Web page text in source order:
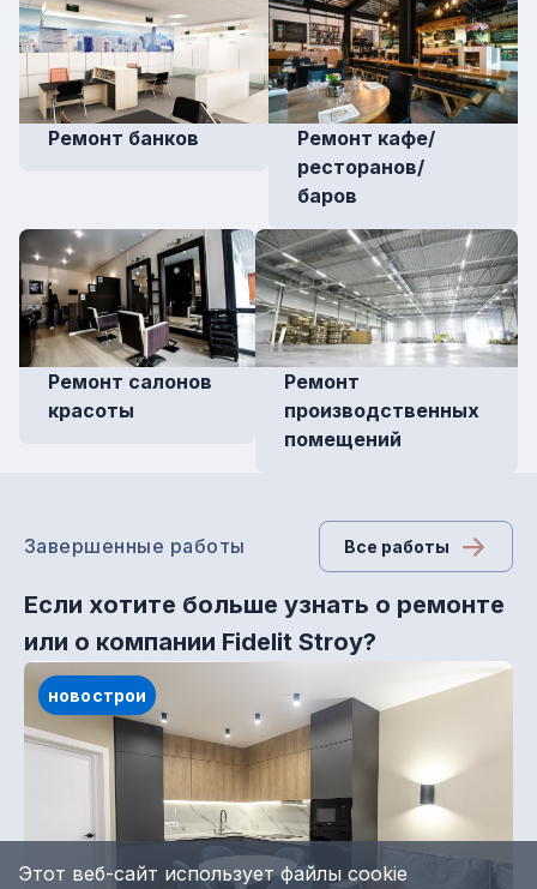
Ремонт банков
Ремонт кафе/
ресторанов/
баров
Ремонт салонов
красоты
Ремонт
производственных
помещений
Завершенные работы Все работы
Если хотите больше узнать о ремонте
или о компании Fidelit Stroy?
новострои
Этот веб-сайт использует файлы cookie